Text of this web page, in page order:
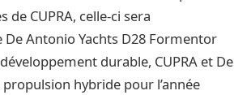
CUPRA, celle-ci sera
De Antonio Yachts D28 Formentor
durable, CUPRA et De
hybride pour l’année